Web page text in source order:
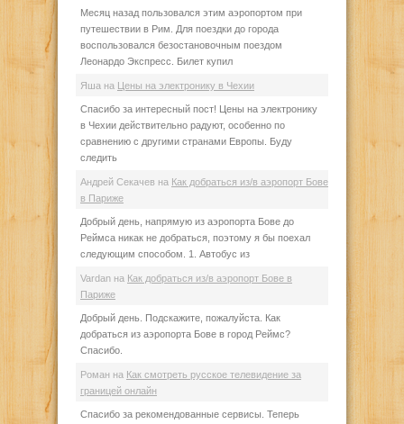
Месяц назад пользовался этим аэропортом при
путешествии в Рим. Для поездки до города
воспользовался безостановочным поездом
Леонардо Экспресс. Билет купил
Яша на Цены на электронику в Чехии
Спасибо за интересный пост! Цены на электронику
в Чехии действительно радуют, особенно по
сравнению с другими странами Европы. Буду
следить
Андрей Секачев на Как добраться из/в аэропорт Бове
в Париже
Добрый день, напрямую из аэропорта Бове до
Реймса никак не добраться, поэтому я бы поехал
следующим способом. 1. Автобус из
Vardan на Как добраться из/в аэропорт Бове в
Париже
Добрый день. Подскажите, пожалуйста. Как
добраться из аэропорта Бове в город Реймс?
Спасибо.
Роман на Как смотреть русское телевидение за
границей онлайн
Спасибо за рекомендованные сервисы. Теперь